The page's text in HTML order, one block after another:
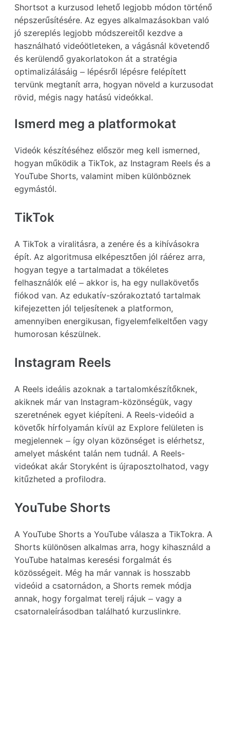
Shortsot a kurzusod lehető legjobb módon történő
népszerűsítésére. Az egyes alkalmazásokban való
jó szereplés legjobb módszereitől kezdve a
használható videóötleteken, a vágásnál követendő
és kerülendő gyakorlatokon át a stratégia
optimalizálásáig – lépésről lépésre felépített
tervünk megtanít arra, hogyan növeld a kurzusodat
rövid, mégis nagy hatású videókkal.
Ismerd meg a platformokat
Videók készítéséhez először meg kell ismerned,
hogyan működik a TikTok, az Instagram Reels és a
YouTube Shorts, valamint miben különböznek
egymástól.
TikTok
A TikTok a viralitásra, a zenére és a kihívásokra
épít. Az algoritmusa elképesztően jól ráérez arra,
hogyan tegye a tartalmadat a tökéletes
felhasználók elé – akkor is, ha egy nullakövetős
fiókod van. Az edukatív-szórakoztató tartalmak
kifejezetten jól teljesítenek a platformon,
amennyiben energikusan, figyelemfelkeltően vagy
humorosan készülnek.
Instagram Reels
A Reels ideális azoknak a tartalomkészítőknek,
akiknek már van Instagram-közönségük, vagy
szeretnének egyet kiépíteni. A Reels-videóid a
követők hírfolyamán kívül az Explore felületen is
megjelennek – így olyan közönséget is elérhetsz,
amelyet másként talán nem tudnál. A Reels-
videókat akár Storyként is újraposztolhatod, vagy
kitűzheted a profilodra.
YouTube Shorts
A YouTube Shorts a YouTube válasza a TikTokra. A
Shorts különösen alkalmas arra, hogy kihasználd a
YouTube hatalmas keresési forgalmát és
közösségeit. Még ha már vannak is hosszabb
videóid a csatornádon, a Shorts remek módja
annak, hogy forgalmat terelj rájuk – vagy a
csatornaleírásodban található kurzuslinkre.